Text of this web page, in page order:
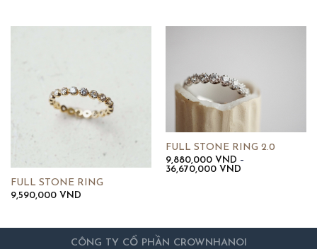
FULL STONE RING
9,590,000 VND
FULL STONE RING 2.0
9,880,000 VND –
36,670,000 VNDKhoảng
CÔNG TY CỔ PHẦN CROWNHANOI